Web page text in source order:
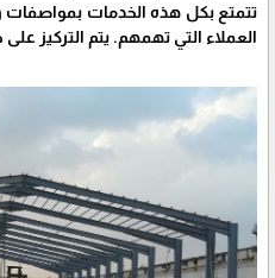
تتمتع بكل هذه الخدمات بمواصفات
العملاء التي تهمهم. يتم التركيز